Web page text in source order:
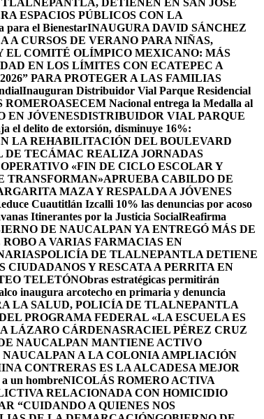
​DETIENEN EN SAN JOSÉ
ESPACIOS PÚBLICOS CON LA
para el BienestarINAUGURA DAVID SÁNCHEZ
CURSOS DE VERANO PARA NIÑAS,
EL COMITÉ OLÍMPICO MEXICANO: MÁS
EN LOS LÍMITES CON ECATEPEC A
PARA PROTEGER A LAS FAMILIAS
Inauguran Distribuidor Vial Parque Residencial
ROMEROASECEM Nacional entrega la Medalla al
EN JÓVENESDISTRIBUIDOR VIAL PARQUE
el delito de extorsión, disminuye 16%:
LA REHABILITACIÓN DEL BOULEVARD
DE TECÁMAC REALIZA JORNADAS
«FIN DE CICLO ESCOLAR Y
TRANSFORMAN»APRUEBA CABILDO DE
MAZA Y RESPALDA A JÓVENES
Cuautitlán Izcalli 10% las denuncias por acoso
Itinerantes por la Justicia SocialReafirma
DE NAUCALPAN YA ENTREGÓ MÁS DE
A VARIAS FARMACIAS EN
POLICÍA DE TLALNEPANTLA DETIENE
Y RESCATA A PERRITA EN
TELETÓNObras estratégicas permitirán
inaugura arcotecho en primaria y denuncia
LA SALUD, POLICÍA DE TLALNEPANTLA
PROGRAMA FEDERAL «LA ESCUELA ES
LÁZARO CÁRDENASRACIEL PÉREZ CRUZ
NAUCALPAN MANTIENE ACTIVO
A LA COLONIA AMPLIACIÓN
CONTRERAS ES LA ALCADESA MEJOR
a un hombreNICOLÁS ROMERO ACTIVA
RELACIONADA CON HOMICIDIO
“CUIDANDO A QUIENES NOS